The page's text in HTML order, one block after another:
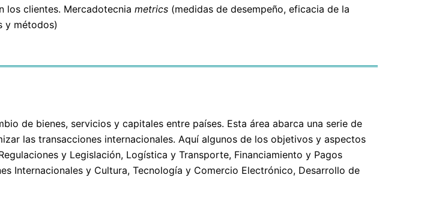
los clientes. Mercadotecnia metrics (medidas de desempeño, eficacia de la
y métodos)
de bienes, servicios y capitales entre países. Esta área abarca una serie de
las transacciones internacionales. Aquí algunos de los objetivos y aspectos
y Legislación, Logística y Transporte, Financiamiento y Pagos
Internacionales y Cultura, Tecnología y Comercio Electrónico, Desarrollo de